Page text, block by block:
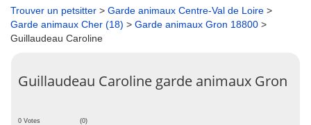
Trouver un petsitter > Garde animaux Centre-Val de Loire >
Garde animaux Cher (18) > Garde animaux Gron 18800 >
Guillaudeau Caroline
Guillaudeau Caroline garde animaux Gron
0 Votes (0)